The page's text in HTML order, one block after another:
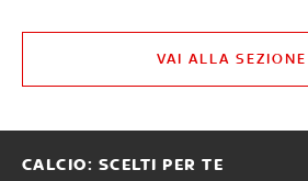
VAI ALLA SEZIONE
CALCIO: SCELTI PER TE